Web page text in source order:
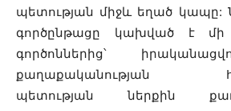
պետության միջև եղած կապը:
գործընթացը կախված է
գործոններից՝
քաղաքականության
պետության ներքին